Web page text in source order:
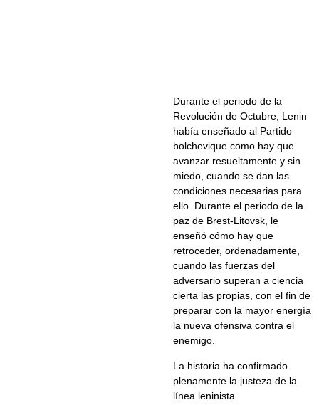
Durante el periodo de la
Revolución de Octubre, Lenin
había enseñado al Partido
bolchevique como hay que
avanzar resueltamente y sin
miedo, cuando se dan las
condiciones necesarias para
ello. Durante el periodo de la
paz de Brest-Litovsk, le
enseñó cómo hay que
retroceder, ordenadamente,
cuando las fuerzas del
adversario superan a ciencia
cierta las propias, con el fin de
preparar con la mayor energía
la nueva ofensiva contra el
enemigo.
La historia ha confirmado
plenamente la justeza de la
línea leninista.